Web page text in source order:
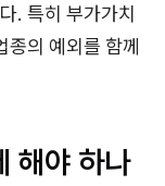
. 특히 부가가치
종의 예외를 함께
해야 하나